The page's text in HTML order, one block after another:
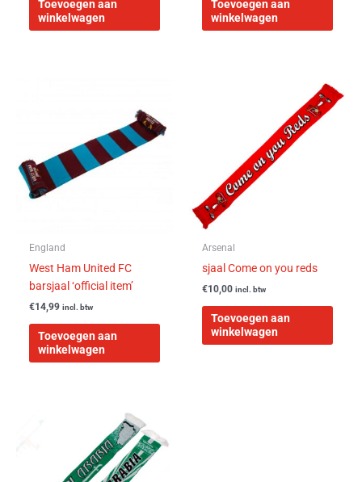
Toevoegen aan
winkelwagen
Toevoegen aan
winkelwagen
England
West Ham United FC
barsjaal ‘official item’
€14,99 incl. btw
Toevoegen aan
winkelwagen
Arsenal
sjaal Come on you reds
€10,00 incl. btw
Toevoegen aan
winkelwagen